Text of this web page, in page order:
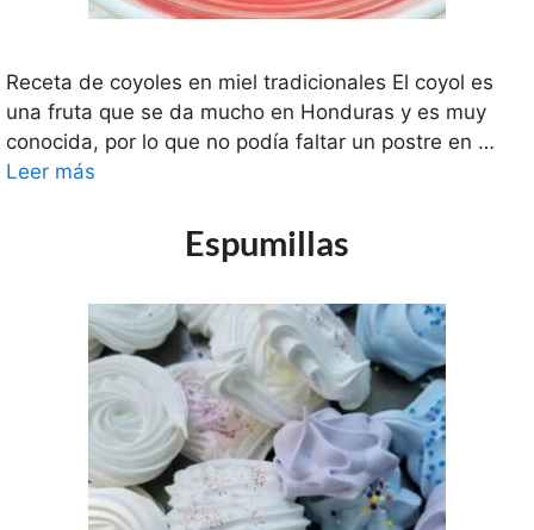
Receta de coyoles en miel tradicionales El coyol es
una fruta que se da mucho en Honduras y es muy
conocida, por lo que no podía faltar un postre en …
Leer más
Espumillas